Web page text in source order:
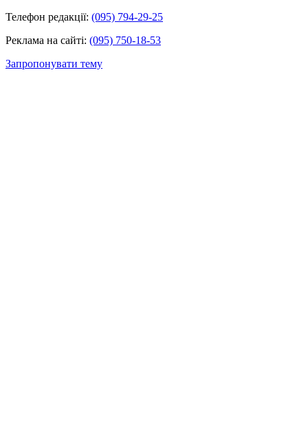
Телефон редакції: (095) 794-29-25
Реклама на сайті: (095) 750-18-53
Запропонувати тему